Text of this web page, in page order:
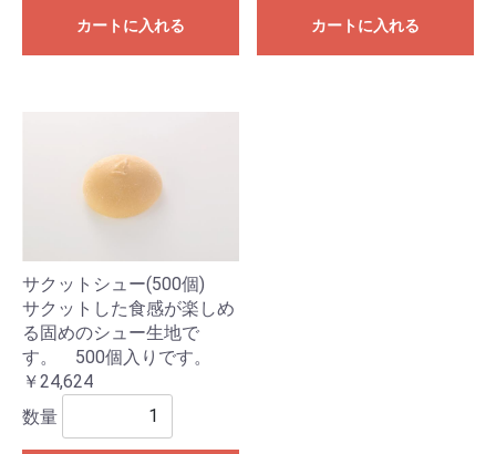
カートに入れる カートに入れる
サクットシュー(500個)
サクットした食感が楽しめ
る固めのシュー生地で
す。 500個入りです。
￥24,624
数量